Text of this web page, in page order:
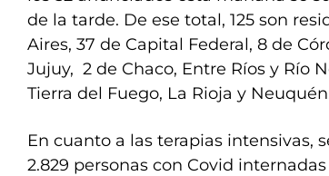
de la tarde. De ese total, 125 son
Aires, 37 de Capital Federal, 8 de
Jujuy, 2 de Chaco, Entre Ríos y Río
Tierra del Fuego, La Rioja y
En cuanto a las terapias intensivas,
2.829 personas con Covid